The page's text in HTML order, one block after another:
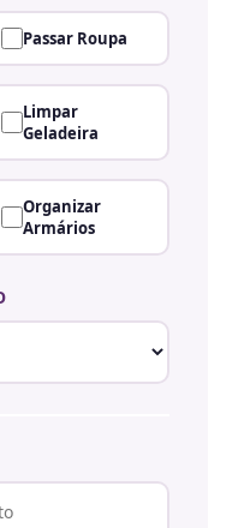
Passar Roupa
Limpar
Geladeira
Organizar
Armários